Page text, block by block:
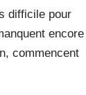
difficile pour
encore
commencent